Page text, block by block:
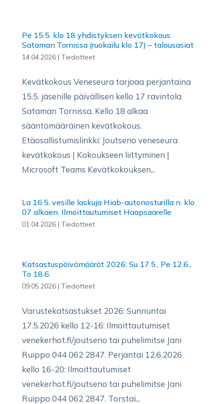
Pe 15.5. klo 18 yhdistyksen kevätkokous
Sataman Tornissa (ruokailu klo 17) – talousasiat
14.04.2026| Tiedotteet
Kevätkokous Veneseura tarjoaa perjantaina
15.5. jäsenille päivällisen kello 17 ravintola
Sataman Tornissa. Kello 18 alkaa
sääntömääräinen kevätkokous.
Etäosallistumislinkki: Joutseno veneseura
kevätkokous | Kokoukseen liittyminen |
Microsoft Teams Kevätkokouksen...
La 16.5. vesille laskuja Hiab-autonosturilla n. klo
07 alkaen. Ilmoittautumiset Haapsaarelle
01.04.2026| Tiedotteet
Katsastuspäivämäärät 2026: Su 17.5., Pe 12.6.,
To 18.6.
09.05.2026| Tiedotteet
Varustekatsastukset 2026: Sunnuntai
17.5.2026 kello 12-16: Ilmoittautumiset
venekerhot.fi/joutseno tai puhelimitse Jani
Ruippo 044 062 2847. Perjantai 12.6.2026
kello 16-20: Ilmoittautumiset
venekerhot.fi/joutseno tai puhelimitse Jani
Ruippo 044 062 2847. Torstai...